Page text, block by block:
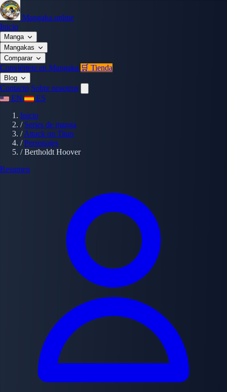
Mangaka.online
Inicio
Manga
Mangakas
Comparar
Conviértete en Mangaka 🛒 Tienda
Blog
Contacto Sobre nosotros
EN
ES
Inicio
/ Series de manga
/ Attack on Titan
/ Personajes
/ Bertholdt Hoover
Resumen